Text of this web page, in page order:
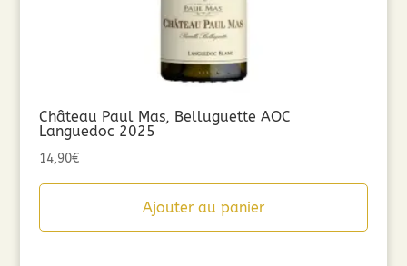
Château Paul Mas, Belluguette AOC
Languedoc 2025
14,90€
Ajouter au panier